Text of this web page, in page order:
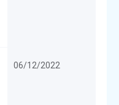
06/12/2022